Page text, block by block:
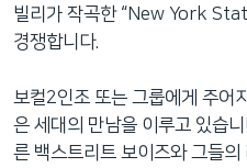
빌리가 작곡한 “New York
경쟁합니다.
보컬2인조 또는 그룹에게 주어
은 세대의 만남을 이루고 있습
른 백스트리트 보이즈와 그들